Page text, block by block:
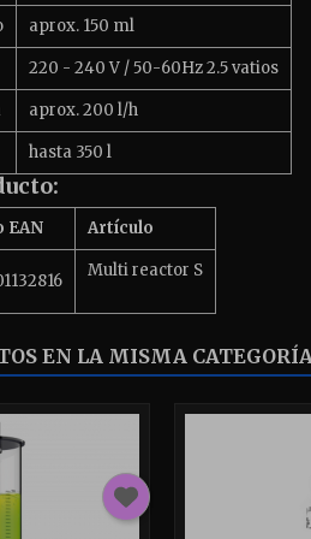
aprox. 150 ml
220 - 240 V / 50-60Hz 2.5 vatios
aprox. 200 l/h
hasta 350 l
EAN Artículo
Multi reactor S
EN LA MISMA